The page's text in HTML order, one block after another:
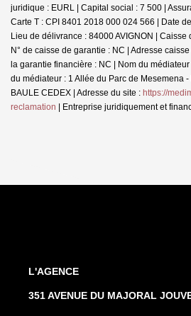
juridique : EURL | Capital social : 7 500 |
Carte T : CPI 8401 2018 000 024 566 | Date
Lieu de délivrance : 84000 AVIGNON | Caisse
N° de caisse de garantie : NC | Adresse
la garantie financière : NC | Nom du
du médiateur : 1 Allée du Parc de Mesemena
BAULE CEDEX | Adresse du site : https://
reclamation | Entreprise juridiquement et
L'AGENCE
351 AVENUE DU MAJORAL